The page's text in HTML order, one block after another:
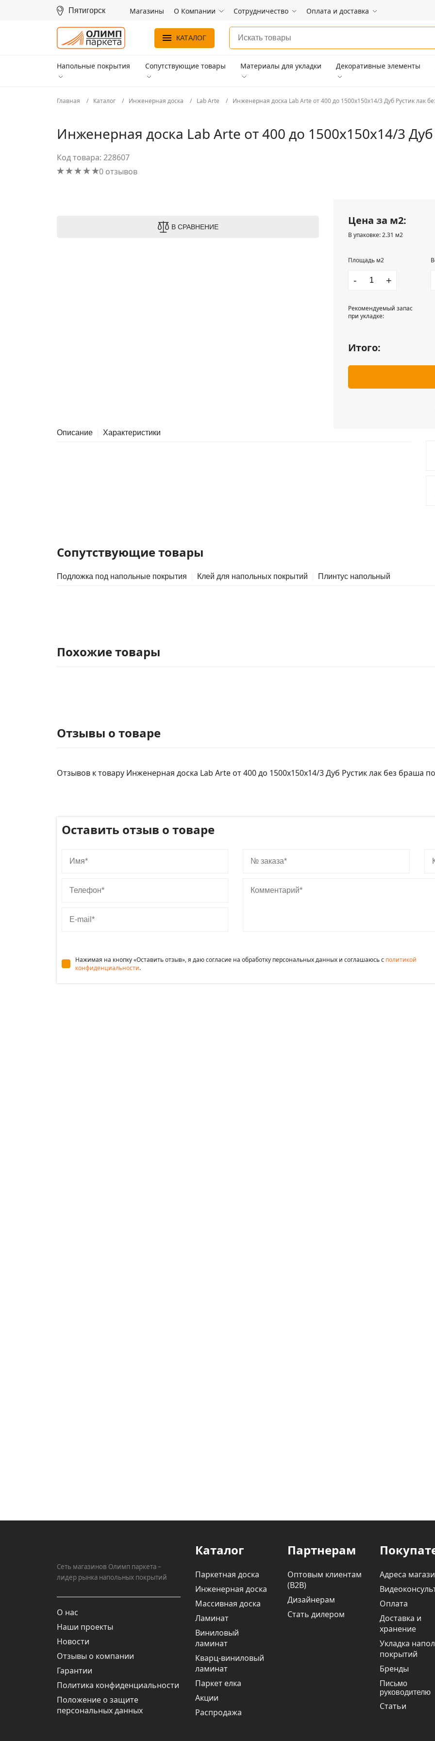
Пятигорск Магазины О Компании Сотрудничество Оплата и доставка
КАТАЛОГ
Напольные покрытия Сопутствующие товары Материалы для укладки Декоративные элементы
Главная Каталог Инженерная доска Lab Arte Инженерная доска Lab Arte от 400 до 1500х150х14/3 Дуб Рустик лак
Инженерная доска Lab Arte от 400 до 1500х150х14/3
Код товара: 228607
0 отзывов
В СРАВНЕНИЕ Цена за м2:
В упаковке: 2.31 м2
Площадь м2
- +
Рекомендуемый запас
при укладке:
Итого:
Описание Характеристики
Сопутствующие товары
Подложка под напольные покрытия Клей для напольных покрытий Плинтус напольный
Похожие товары
Отзывы о товаре
Отзывов к товару Инженерная доска Lab Arte от 400 до 1500х150х14/3 Дуб Рустик лак без браша
Оставить отзыв о товаре
Нажимая на кнопку «Оставить отзыв», я даю согласие на обработку персональных данных и соглашаюсь c политикой
конфиденциальности.
Сеть магазинов Олимп паркета –
лидер рынка напольных покрытий
О нас
Наши проекты
Новости
Отзывы о компании
Гарантии
Политика конфиденциальности
Положение о защите
персональных данных
Каталог
Паркетная доска
Инженерная доска
Массивная доска
Ламинат
Виниловый
ламинат
Кварц-виниловый
ламинат
Паркет елка
Акции
Распродажа
Партнерам
Оптовым клиентам
(В2В)
Дизайнерам
Стать дилером
Адреса
Оплата
Доставка и
хранение
Укладка
покрытий
Бренды
Письмо
руководителю
Статьи